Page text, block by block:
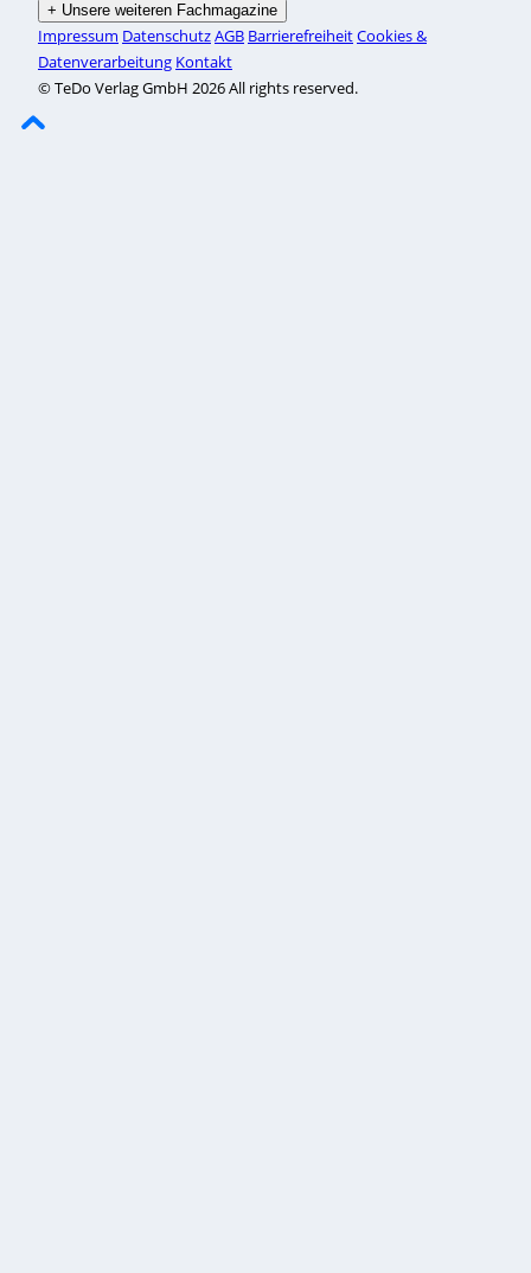
+ Unsere weiteren Fachmagazine
Impressum DatenschutzAGB BarrierefreiheitCookies &
Datenverarbeitung Kontakt
© TeDo Verlag GmbH 2026 All rights reserved.